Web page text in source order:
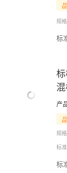
规
标
产
规
标
标